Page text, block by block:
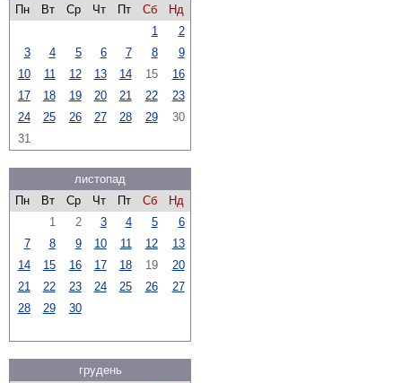
Пн
Вт Ср Чт Пт Сб
Нд
1
2
3
4 5 6 7 8
9
10
11 12 13 14 15
16
17
18 19 20 21 22
23
24
25 26 27 28 29
30
31
листопад
Пн
Вт Ср Чт Пт Сб
Нд
1
2 3 4 5
6
7
8 9 10 11 12
13
14
15 16 17 18 19
20
21
22 23 24 25 26
27
28
29 30
грудень